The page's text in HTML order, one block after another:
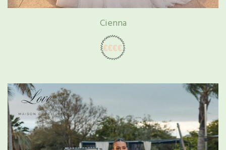
Cienna